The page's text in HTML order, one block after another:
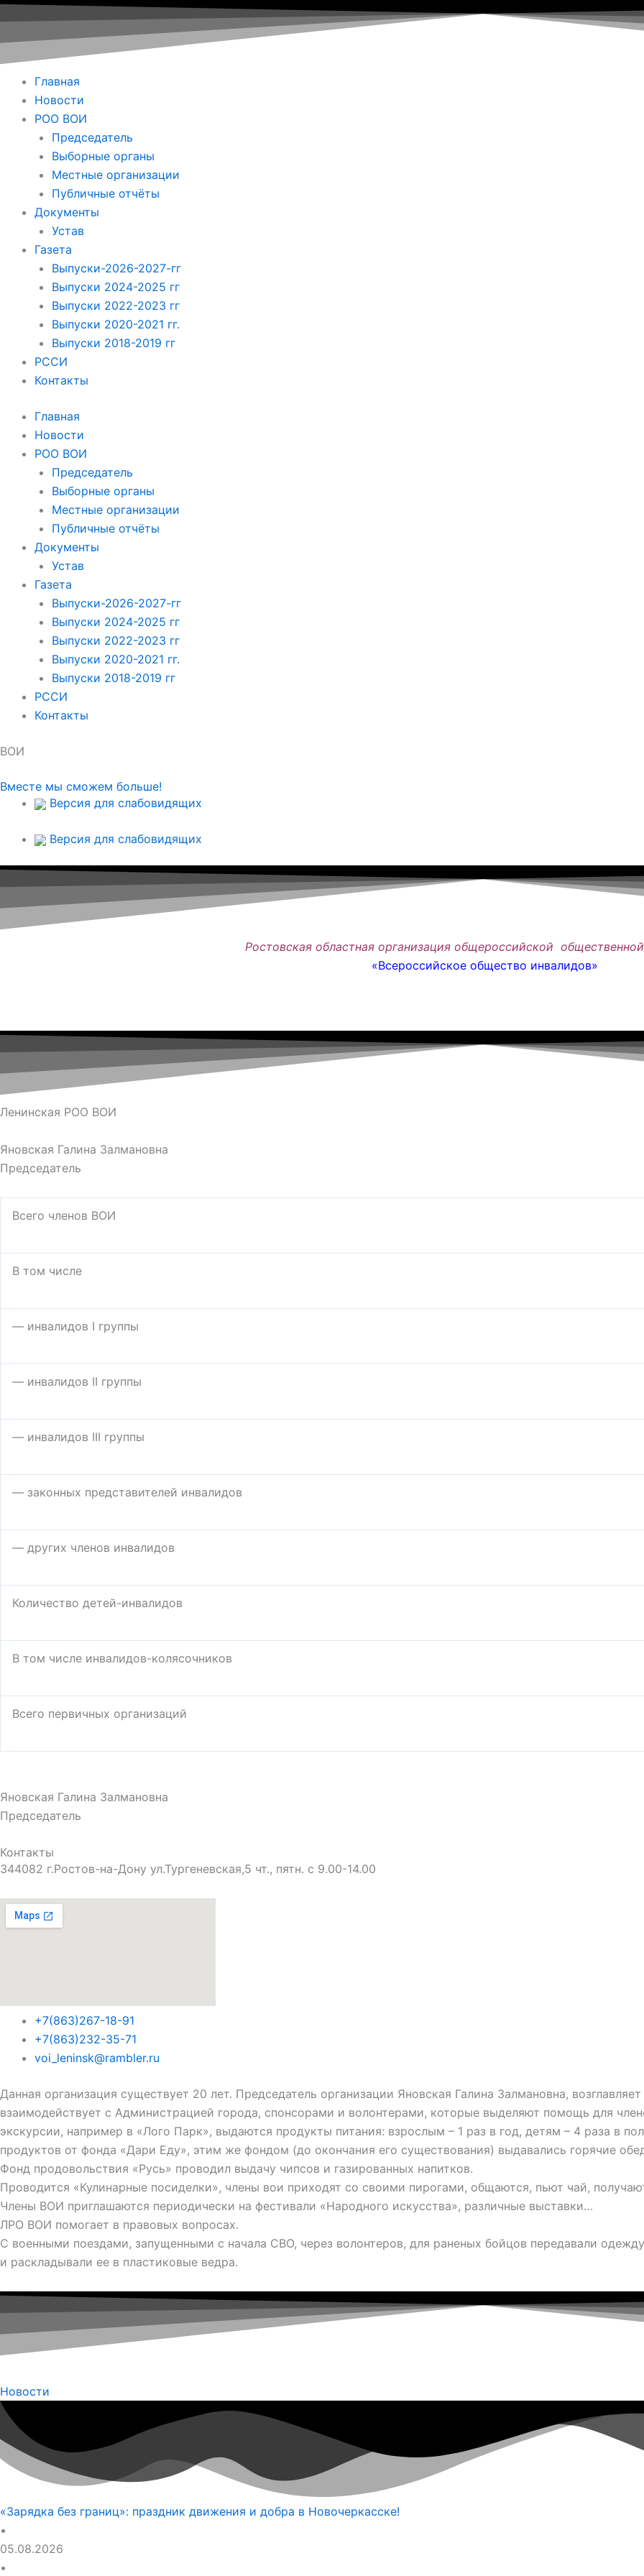
Главная
Новости
РОО ВОИ
Председатель
Выборные органы
Местные организации
Публичные отчёты
Документы
Устав
Газета
Выпуски-2026-2027-гг
Выпуски 2024-2025 гг
Выпуски 2022-2023 гг
Выпуски 2020-2021 гг.
Выпуски 2018-2019 гг
РССИ
Контакты
Главная
Новости
РОО ВОИ
Председатель
Выборные органы
Местные организации
Публичные отчёты
Документы
Устав
Газета
Выпуски-2026-2027-гг
Выпуски 2024-2025 гг
Выпуски 2022-2023 гг
Выпуски 2020-2021 гг.
Выпуски 2018-2019 гг
РССИ
Контакты
ВОИ
Вместе мы сможем больше!
Версия для слабовидящих
Версия для слабовидящих
Ростовская областная организация общероссийской
«Всероссийское общество инвалидов»
Ленинская РОО ВОИ
Яновская Галина Залмановна
Председатель
Всего членов ВОИ
В том числе
— инвалидов I группы
— инвалидов II группы
— инвалидов III группы
— законных представителей инвалидов
— других членов инвалидов
Количество детей-инвалидов
В том числе инвалидов-колясочников
Всего первичных организаций
Яновская Галина Залмановна
Председатель
Контакты
344082 г.Ростов-на-Дону ул.Тургеневская,5 чт., пятн. с 9.00-14.00
+7(863)267-18-91
+7(863)232-35-71
voi_leninsk@rambler.ru
Данная организация существует 20 лет. Председатель организации Яновская Галина Залмановна,
взаимодействует с Администрацией города, спонсорами и волонтерами, которые выделяют помощь для
экскурсии, например в «Лого Парк», выдаются продукты питания: взрослым – 1 раз в год, детям – 4 раза в
продуктов от фонда «Дари Еду», этим же фондом (до окончания его существования) выдавались горячие
Фонд продовольствия «Русь» проводил выдачу чипсов и газированных напитков.
Проводится «Кулинарные посиделки», члены вои приходят со своими пирогами, общаются, пьют чай,
Члены ВОИ приглашаются периодически на фестивали «Народного искусства», различные выставки…
ЛРО ВОИ помогает в правовых вопросах.
С военными поездами, запущенными с начала СВО, через волонтеров, для раненых бойцов передавали
и раскладывали ее в пластиковые ведра.
Новости
«Зарядка без границ»: праздник движения и добра в Новочеркасске!
•
05.08.2026
•